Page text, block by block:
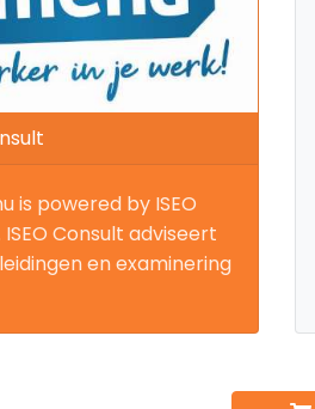
is powered by ISEO
Consult adviseert
en examinering